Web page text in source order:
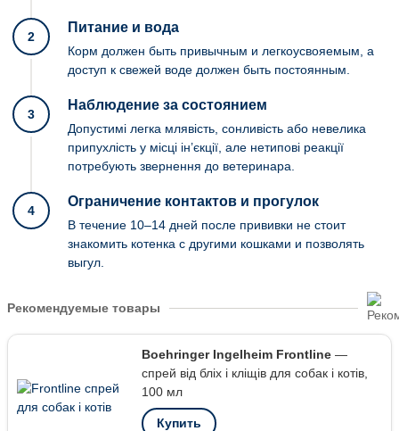
2
Питание и вода
Корм должен быть привычным и легкоусвояемым, а
доступ к свежей воде должен быть постоянным.
3
Наблюдение за состоянием
Допустимі легка млявість, сонливість або невелика
припухлість у місці ін’єкції, але нетипові реакції
потребують звернення до ветеринара.
4
Ограничение контактов и прогулок
В течение 10–14 дней после прививки не стоит
знакомить котенка с другими кошками и позволять
выгул.
Рекомендуемые товары
Boehringer Ingelheim Frontline—
спрей від бліх і кліщів для собак і котів,
100 мл
Купить